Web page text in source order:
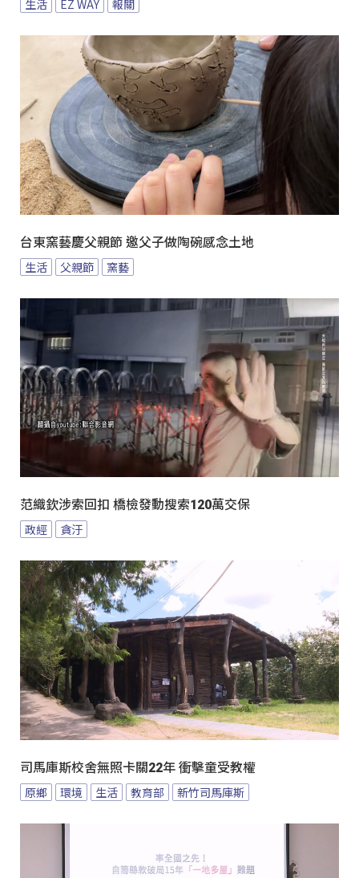
生活 EZ WAY 報關
台東窯藝慶父親節 邀父子做陶碗感念土地
生活 父親節 窯藝
范織欽涉索回扣 橋檢發動搜索120萬交保
政經 貪汙
司馬庫斯校舍無照卡關22年 衝擊童受教權
原鄉 環境 生活 教育部 新竹司馬庫斯